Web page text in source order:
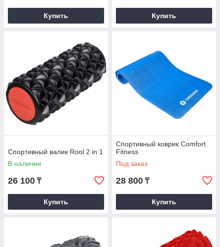
Купить Купить
Спортивный валик Rool 2 in 1
В наличии
26 100 ₸
Купить
Спортивный коврик Comfort
Fitness
Под заказ
28 800 ₸
Купить